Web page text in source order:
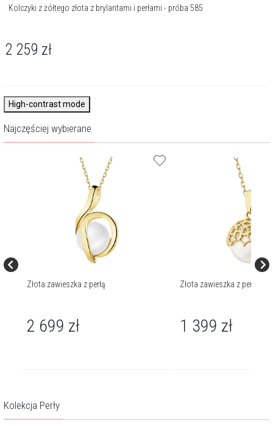
Kolczyki z żółtego złota z brylantami i perłami - próba 585
2 259 zł
High-contrast mode
Najczęściej wybierane
Złota zawieszka z perłą
2 699 zł
Złota zawieszka z perłą -
1 399 zł
Kolekcja Perły